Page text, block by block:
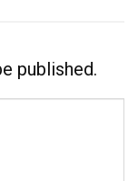
published.